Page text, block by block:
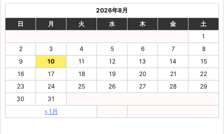
2026年8月
日
月 火 水 木 金 土
« 1月
1
2
3 4 5 6 7
8
9
10 11 12 13 14
15
16
17 18 19 20 21
22
23
24 25 26 27 28
29
30
31